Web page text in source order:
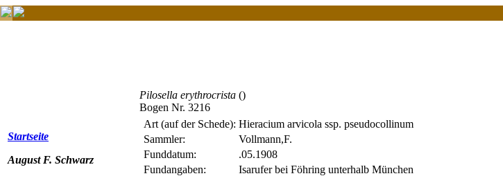
Startseite
August F. Schwarz
Pilosella erythrocrista ()
Bogen Nr. 3216
Art (auf der Schede): Hieracium arvicola ssp. pseudocollinum
Sammler:
Vollmann,F.
Funddatum:
.05.1908
Fundangaben:
Isarufer bei Föhring unterhalb München